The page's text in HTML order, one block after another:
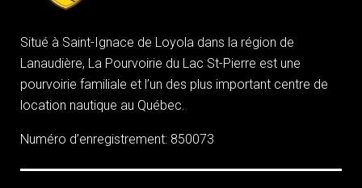
Situé à Saint-Ignace de Loyola dans la région de
Lanaudière, La Pourvoirie du Lac St-Pierre est une
pourvoirie familiale et l’un des plus important centre de
location nautique au Québec.
Numéro d’enregistrement: 850073